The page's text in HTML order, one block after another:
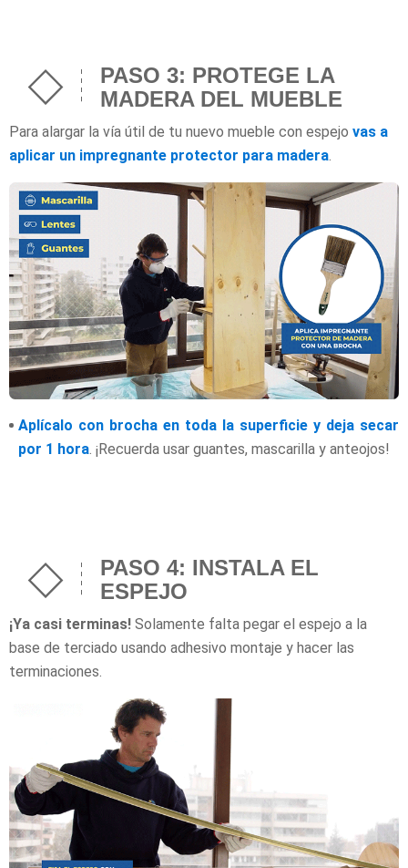
PASO 3: PROTEGE LA
MADERA DEL MUEBLE
Para alargar la vía útil de tu nuevo mueble con espejo vas a
aplicar un impregnante protector para madera.
Aplícalo con brocha en toda la superficie y deja secar
por 1 hora. ¡Recuerda usar guantes, mascarilla y anteojos!
PASO 4: INSTALA EL
ESPEJO
¡Ya casi terminas! Solamente falta pegar el espejo a la
base de terciado usando adhesivo montaje y hacer las
terminaciones.